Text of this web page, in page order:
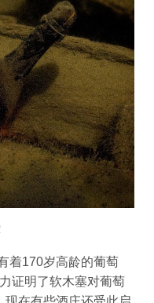
着170岁高龄的葡萄
证明了软木塞对葡萄